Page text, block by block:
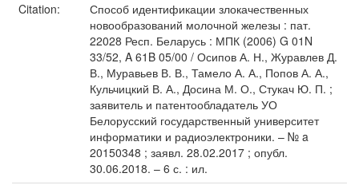
Citation:
Способ идентификации злокачественных
новообразований молочной железы : пат.
22028 Респ. Беларусь : МПК (2006) G 01N
33/52, A 61B 05/00 / Осипов А. Н., Журавлев Д.
В., Муравьев В. В., Тамело А. А., Попов А. А.,
Кульчицкий В. А., Досина М. О., Стукач Ю. П. ;
заявитель и патентообладатель УО
Белорусский государственный университет
информатики и радиоэлектроники. – № a
20150348 ; заявл. 28.02.2017 ; опубл.
30.06.2018. – 6 с. : ил.